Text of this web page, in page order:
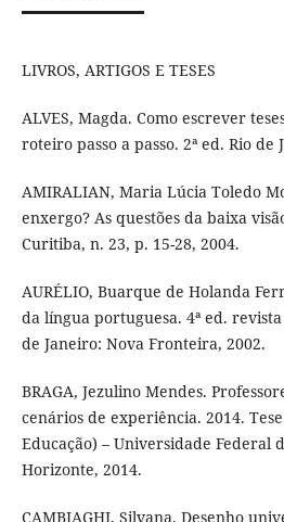
LIVROS, ARTIGOS E TESES
ALVES, Magda. Como escrever
roteiro passo a passo. 2ª ed. Rio de
AMIRALIAN, Maria Lúcia Toledo
enxergo? As questões da baixa
Curitiba, n. 23, p. 15-28, 2004.
AURÉLIO, Buarque de Holanda
da língua portuguesa. 4ª ed.
de Janeiro: Nova Fronteira, 2002.
BRAGA, Jezulino Mendes.
cenários de experiência. 2014.
Educação) – Universidade Federal
Horizonte, 2014.
CAMBIAGHI, Silvana. Desenho